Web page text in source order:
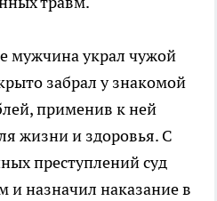
мужчина украл чужой
забрал у знакомой
применив к ней
жизни и здоровья. С
преступлений суд
и назначил наказание в